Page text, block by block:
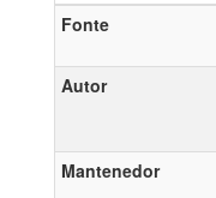
Fonte
Autor
Mantenedor